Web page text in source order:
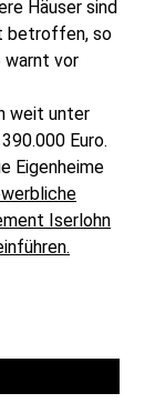
Häuser sind
betroffen, so
warnt vor
weit unter
Euro.
Eigenheime
Iserlohn